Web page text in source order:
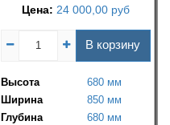
Цена: 24 000,00 руб
В корзину
Высота
680 мм
Ширина
850 мм
Глубина
680 мм